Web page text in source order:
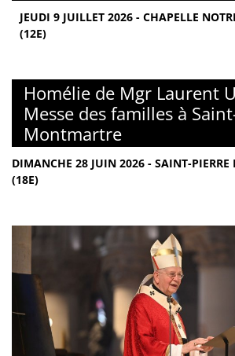
JEUDI 9 JUILLET 2026 - CHAPELLE
(12E)
Homélie de Mgr Laurent
Messe des familles à
Montmartre
DIMANCHE 28 JUIN 2026 - SAINT-PIERRE
(18E)